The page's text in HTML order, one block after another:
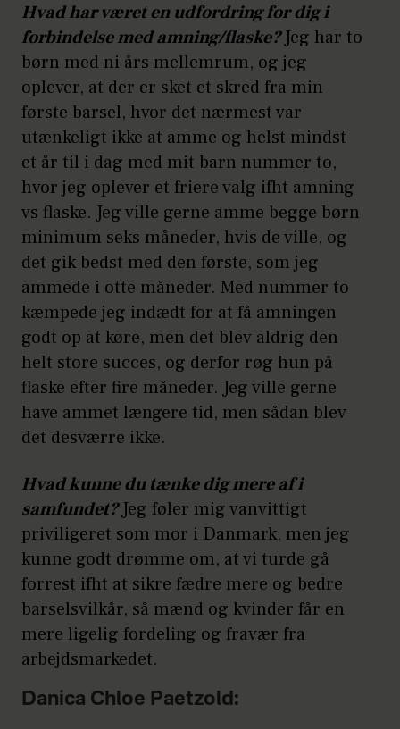
Hvad har været en udfordring for dig i
forbindelse med amning/flaske?Jeg har to
børn med ni års mellemrum, og jeg
oplever, at der er sket et skred fra min
første barsel, hvor det nærmest var
utænkeligt ikke at amme og helst mindst
et år til i dag med mit barn nummer to,
hvor jeg oplever et friere valg ifht amning
vs flaske. Jeg ville gerne amme begge børn
minimum seks måneder, hvis de ville, og
det gik bedst med den første, som jeg
ammede i otte måneder. Med nummer to
kæmpede jeg indædt for at få amningen
godt op at køre, men det blev aldrig den
helt store succes, og derfor røg hun på
flaske efter fire måneder. Jeg ville gerne
have ammet længere tid, men sådan blev
det desværre ikke.
Hvad kunne du tænke dig mere af i
samfundet?Jeg føler mig vanvittigt
priviligeret som mor i Danmark, men jeg
kunne godt drømme om, at vi turde gå
forrest ifht at sikre fædre mere og bedre
barselsvilkår, så mænd og kvinder får en
mere ligelig fordeling og fravær fra
arbejdsmarkedet.
Danica Chloe Paetzold: